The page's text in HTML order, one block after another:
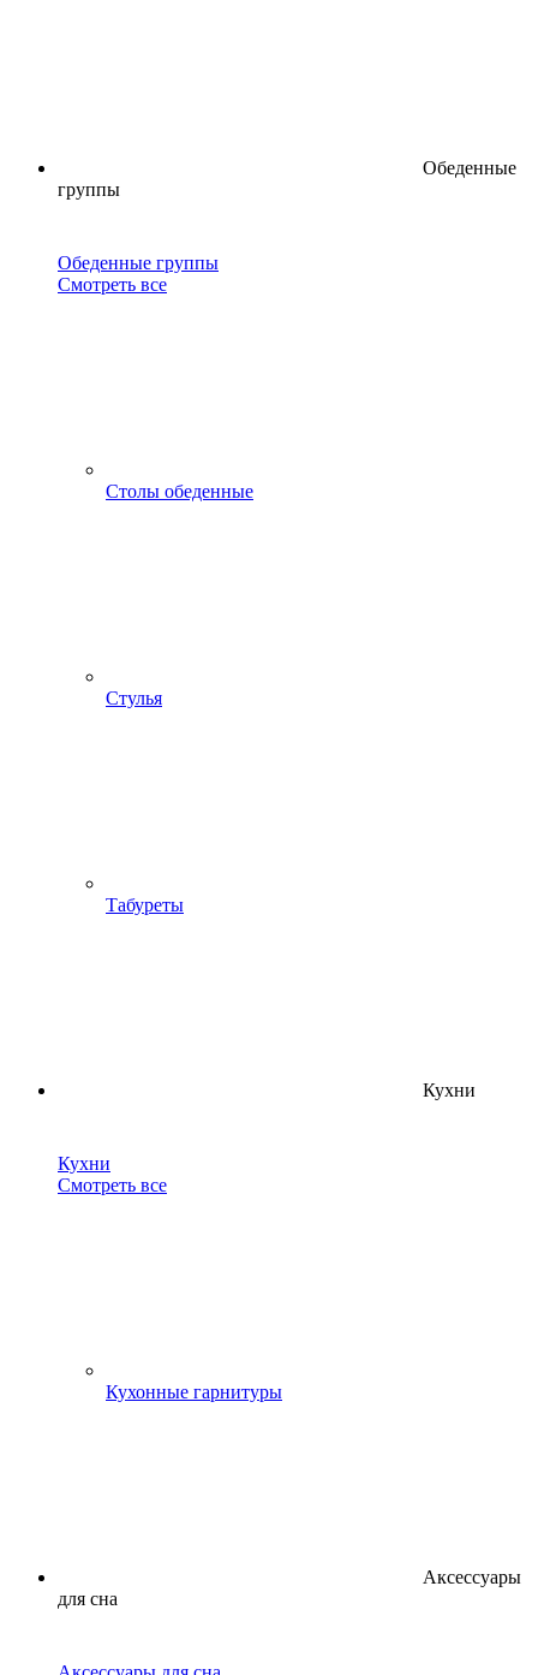
Обеденные
группы
Обеденные группы
Смотреть все
Столы обеденные
Стулья
Табуреты
Кухни
Кухни
Смотреть все
Кухонные гарнитуры
Аксессуары
для сна